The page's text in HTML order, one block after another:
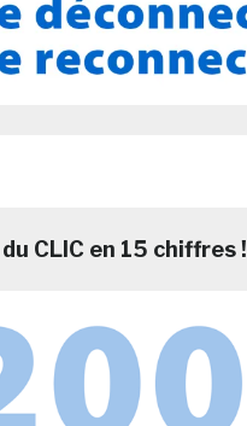
CLIC en 15 chiffres !